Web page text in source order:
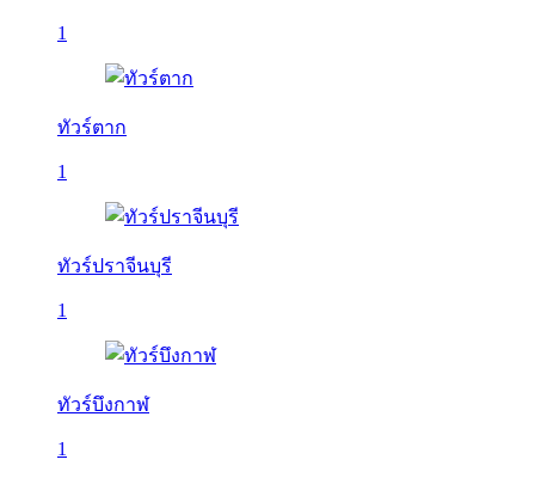
1
ทัวร์ตาก
1
ทัวร์ปราจีนบุรี
1
ทัวร์บึงกาฬ
1